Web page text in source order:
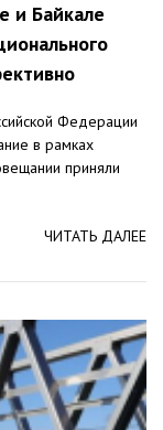
и Байкале
Федерации
в рамках
приняли
ЧИТАТЬ ДАЛЕЕ